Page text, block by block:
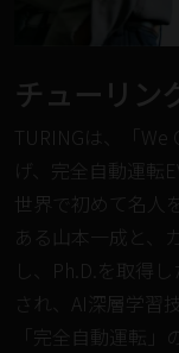
チューリン
TURINGは、「We
げ、完全⾃動運転
世界で初めて名人
ある⼭本⼀成と、
し、Ph.D.を取得
され、AI深層学習
「完全自動運転」